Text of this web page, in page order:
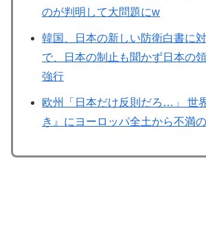
のが判明して大問題にw
韓国、日本の新しい防衛白書に
で、日本の制止も聞かず日本の
強行
欧州「日本だけ反則だろ…」 世
き』にヨーロッパ全土から不満